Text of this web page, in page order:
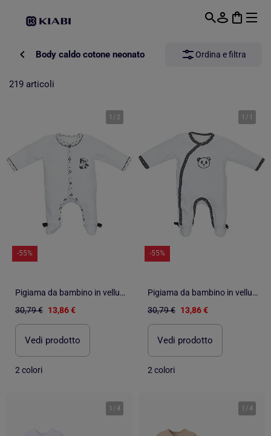
Body caldo cotone neonato Ordina e filtra
219 articoli
1 / 2
-55%
Pigiama da bambino in velluto a maniche - SAUTHON
30,79 € 13,86 €
Vedi prodotto
2 colori
1 / 1
-55%
Pigiama da bambino in velluto a maniche - SAUTHON
30,79 € 13,86 €
Vedi prodotto
2 colori
1 /4 1 /4